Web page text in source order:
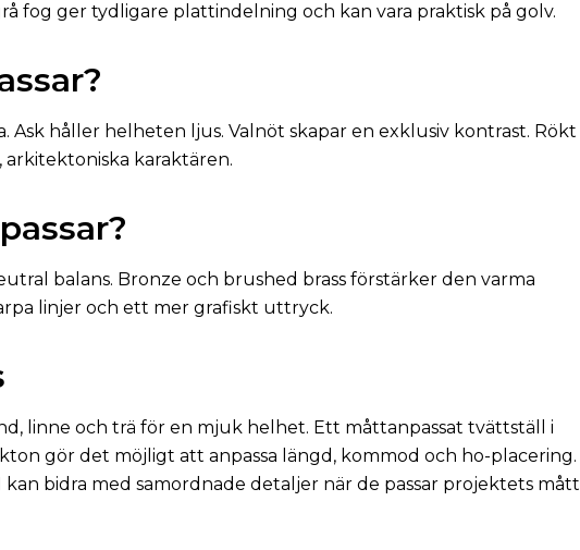
fog ger tydligare plattindelning och kan vara praktisk på golv.
Ask håller helheten ljus. Valnöt skapar en exklusiv kontrast. Rökt
karaktären.
balans. Bronze och brushed brass förstärker den varma
linjer och ett mer grafiskt uttryck.
linne och trä för en mjuk helhet. Ett måttanpassat tvättställ i
gör det möjligt att anpassa längd, kommod och ho-placering.
kan bidra med samordnade detaljer när de passar projektets mått